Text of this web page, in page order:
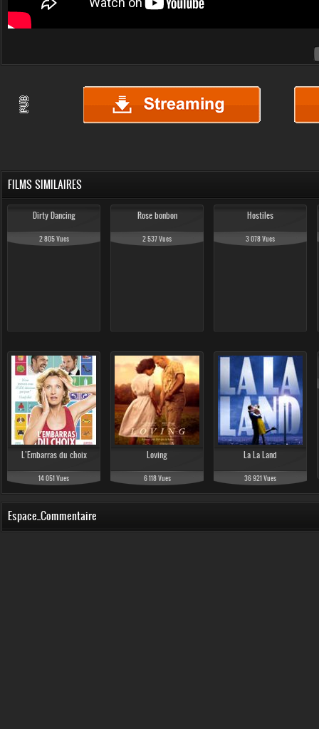
FILMS SIMILAIRES
Dirty Dancing
2 805 Vues
Rose bonbon
2 537 Vues
Hostiles
3 078 Vues
L’Embarras du choix
14 051 Vues
Loving
6 118 Vues
La La Land
36 921 Vues
Espace_Commentaire